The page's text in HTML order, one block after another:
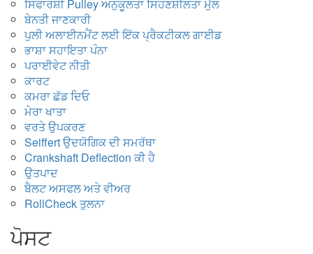
ਸਿਫਾਰਸ਼ੀ Pulley ਅਨੁਕੂਲਤਾ ਸਿਹਣਸ਼ੀਲਤਾ ਮੁੱਲ
ਬੇਨਤੀ ਜਾਣਕਾਰੀ
ਪੁਲੀ ਅਲਾਈਨਮੈਂਟ ਲਈ ਇੱਕ ਪ੍ਰੈਕਟੀਕਲ ਗਾਈਡ
ਭਾਸ਼ਾ ਸਹਾਇਤਾ ਪੰਨਾ
ਪਰਾਈਵੇਟ ਨੀਤੀ
ਕਾਰਟ
ਕਮਰਾ ਛੱਡ ਦਿਓ
ਮੇਰਾ ਖਾਤਾ
ਵਰਤੇ ਉਪਕਰਣ
Seiffert ਉਦਯੋਗਿਕ ਦੀ ਸਮਰੱਥਾ
Crankshaft Deflection ਕੀ ਹੈ
ਉਤਪਾਦ
ਬੈਲਟ ਅਸਫਲ ਅਤੇ ਵੀਅਰ
RollCheck ਤੁਲਨਾ
ਪੋਸਟ